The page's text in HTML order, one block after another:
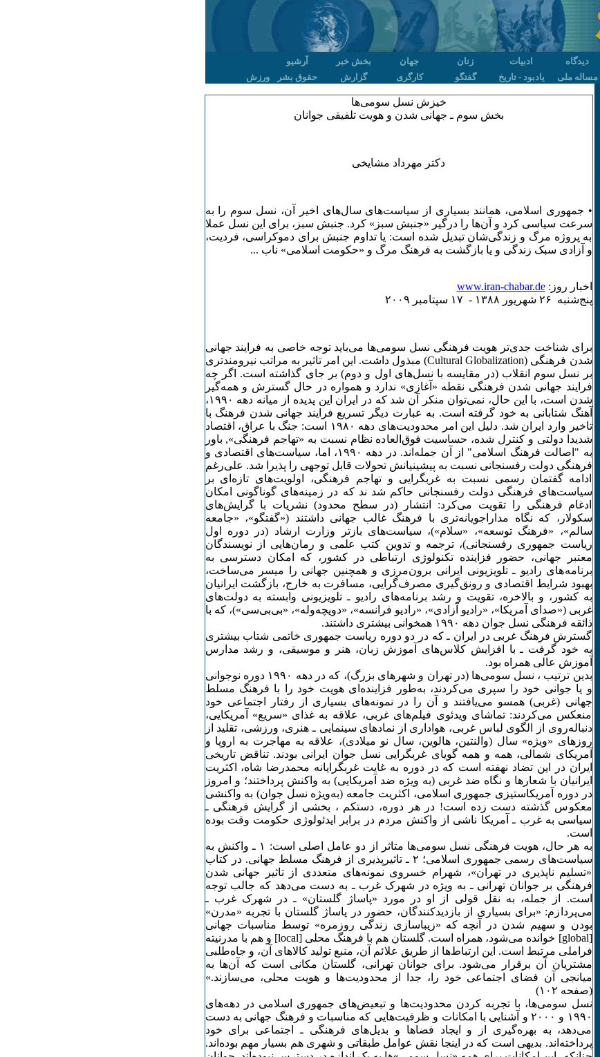
دیدگاه ادبیات زنان جهان بخش خبر
آرشیو
مساله ملی یادبود - تاریخ گفتگو کارگری گزارش حقوق بشر ورزش
خیزش نسل سومی‌ها
بخش سوم ـ جهانی شدن و هویت تلفیقی جوانان
دکتر مهرداد مشایخی
• جمهوری اسلامی، همانند بسیاری از سیاست‌های سال‌های اخیر آن، نسل سوم را به
سرعت سیاسی کرد و آن‌ها را درگیر «جنبش سبز» کرد. جنبش سبز، برای این نسل عملا
به پروژه مرگ و زندگی‌شان تبدیل شده است: یا تداوم جنبش برای دموکراسی، فردیت،
و آزادی سبک زندگی و یا بازگشت به فرهنگ مرگ و «حکومت اسلامی» ناب ...
اخبار روز:www.iran-chabar.de
پنج‌شنبه ۲۶ شهريور ۱٣٨٨ - ۱۷ سپتامبر ۲۰۰۹
برای شناخت جدی‌تر هویت فرهنگی نسل سومی‌ها می‌باید توجه خاصی به فرایند جهانی
شدن فرهنگی (Cultural Globalization) مبذول داشت. این امر تاثیر به مراتب نیرومندتری
بر نسل سوم انقلاب (در مقایسه با نسل‌های اول و دوم) بر جای گذاشته است. اگر چه
فرایند جهانی شدن فرهنگی نقطه «آغازی» ندارد و همواره در حال گسترش و همه‌گیر
شدن است، با این حال، نمی‌توان منکر آن شد که در ایران این پدیده از میانه دهه ۱۹۹۰،
آهنگ شتابانی به خود گرفته است. به عبارت دیگر تسریع فرایند جهانی شدن فرهنگ با
تاخیر وارد ایران شد. دلیل این امر محدودیت‌های دهه ۱۹۸۰ است: جنگ با عراق، اقتصاد
شدیدا دولتی و کنترل شده، حساسیت فوق‌العاده نظام نسبت به «تهاجم فرهنگی», باور
به "اصالت فرهنگ اسلامی" از آن جمله‌اند. در دهه ۱۹۹۰، اما، سیاست‌های اقتصادی و
فرهنگی دولت رفسنجانی نسبت به پیشینیانش تحولات قابل توجهی را پذیرا شد. علی‌رغم
ادامه گفتمان رسمی نسبت به غربگرایی و تهاجم فرهنگی، اولویت‌های تازه‌ای بر
سیاست‌های فرهنگی دولت رفسنجانی حاکم شد ند که در زمینه‌های گوناگونی امکان
ادغام فرهنگی را تقویت می‌کرد: انتشار (در سطح محدود) نشریات با گرایش‌های
سکولار، که نگاه مداراجویانه‌تری با فرهنگ غالب جهانی داشتند («گفتگو»، «جامعه
سالم»، «فرهنگ توسعه»، «سلام»)، سیاست‌های بازتر وزارت ارشاد (در دوره اول
ریاست جمهوری رفسنجانی)، ترجمه و تدوین کتب علمی و رمان‌هایی از نویسندگان
معتبر جهانی، حضور فزاینده تکنولوژی ارتباطی در کشور، که امکان دسترسی به
برنامه‌های رادیو ـ تلویزیونی ایرانی برون‌مرزی و همچنین جهانی را میسر می‌ساخت،
بهبود شرایط اقتصادی و رونق‌‌گیری مصرف‌گرایی، مسافرت به خارج، بازگشت ایرانیان
به کشور، و بالاخره، تقویت و رشد برنامه‌های رادیو ـ تلویزیونی وابسته به دولت‌های
غربی («صدای آمریکا»، «رادیو آزادی»، «رادیو فرانسه»، «دویچه‌وله»، «بی‌بی‌سی»)، که با
ذائقه فرهنگی نسل جوان دهه ۱۹۹۰ همخوانی بیشتری داشتند.
گسترش فرهنگ غربی در ایران ـ که در دو دوره ریاست جمهوری خاتمی شتاب بیشتری
به خود گرفت ـ با افزایش کلاس‌های آموزش زبان، هنر و موسیقی، و رشد مدارس
آموزش عالی همراه بود.
بدین ترتیب ، نسل سومی‌‌ها (در تهران و شهرهای بزرگ)، که در دهه ۱۹۹۰ دوره نوجوانی
و یا جوانی خود را سپری می‌کردند، به‌طور فزاینده‌ای هویت خود را با فرهنگ مسلط
جهانی (غربی) همسو می‌یافتند و آن را در نمونه‌های بسیاری از رفتار اجتماعی خود
منعکس می‌کردند: تماشای ویدئوی فیلم‌های غربی، علاقه به غذای «سریع» آمریکایی،
دنباله‌روی از الگوی لباس غربی، هواداری از نمادهای سینمایی ـ هنری، ورزشی، تقلید از
روزهای «ویژه» سال (والنتین، هالوین، سال نو میلادی)، علاقه به مهاجرت به اروپا و
آمریکای شمالی، همه و همه گویای غربگرایی نسل جوان ایرانی بودند. تناقض تاریخی
ایران در این تضاد نهفته است که در دوره به غایت غربگرایانه محمدرضا شاه، اکثریت
ایرانیان با شعارها و نگاه ضد غربی (به ویژه ضد آمریکایی) به واکنش پرداختند؛ و امروز
در دوره آمریکاستیزی جمهوری اسلامی، اکثریت جامعه (به‌ویژه نسل جوان) به واکنشی
معکوس گذشته دست زده است! در هر دوره، دستکم ، بخشی از گرایش فرهنگی ـ
سیاسی به غرب ـ آمریکا ناشی از واکنش مردم در برابر ایدئولوژی حکومت وقت بوده
است.
به هر حال، هویت فرهنگی نسل سومی‌ها متاثر از دو عامل اصلی است: ۱ ـ واکنش به
سیاست‌های رسمی جمهوری اسلامی؛ ۲ ـ تاثیرپذیری از فرهنگ مسلط جهانی. در کتاب
«تسلیم ناپذیری در تهران»، شهرام خسروی نمونه‌های متعددی از تاثیر جهانی شدن
فرهنگی بر جوانان تهرانی ـ به ویژه در شهرک غرب ـ به دست می‌دهد که جالب توجه
است. از جمله، به نقل قولی از او در مورد «پاساژ گلستان» ـ در شهرک غرب ـ
می‌پردازم: «‌برای بسیاری از بازدیدکنندگان، حضور در پاساژ گلستان با تجربه «مدرن‌»
بودن و سهیم شدن در آنچه که «زیباسازی زندگی روزمره» توسط مناسبات جهانی
[global] خوانده می‌شود، همراه است. گلستان هم با فرهنگ محلی [local] و هم با مدرنیته
فراملی مرتبط است. این ارتباط‌ها از طریق علائم آن، منبع تولید کالاهای آن، و جاه‌طلبی
مشتریان آن برقرار می‌شود. برای جوانان تهرانی، گلستان مکانی است که آن‌ها به
میانجی آن فضای اجتماعی خود را، جدا از محدودیت‌ها و هویت محلی، می‌سازند.»
(صفحه ۱۰۲)
نسل سومی‌ها، با تجربه کردن محدودیت‌ها و تبعیض‌های جمهوری اسلامی در دهه‌های
۱۹۹۰ و ۲۰۰۰ و آشنایی با امکانات و ظرفیت‌هایی که مناسبات و فرهنگ جهانی به دست
می‌دهد، به بهره‌گیری از و ایجاد فضاها و بدیل‌های فرهنگی ـ اجتماعی برای خود
پرداخته‌اند. بدیهی است که در اینجا نقش عوامل طبقاتی و شهری هم بسیار مهم بوده‌اند.